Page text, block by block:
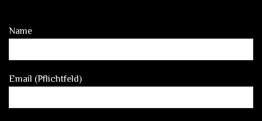
Name
Email (Pflichtfeld)